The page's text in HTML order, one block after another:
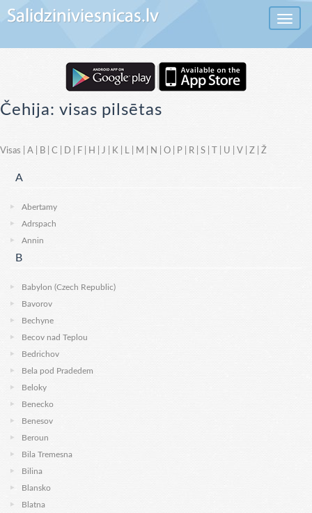
Toggle
Čehija: visas pilsētas
Visas A B C D F H J K L M N O P R S U V Z Ž
A
Abertamy
Adrspach
Annin
B
Babylon (Czech Republic)
Bavorov
Bechyne
Becov nad Teplou
Bedrichov
Bela pod Pradedem
Beloky
Benecko
Benesov
Beroun
Bila Tremesna
Bilina
Blansko
Blatna